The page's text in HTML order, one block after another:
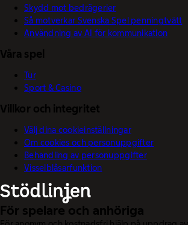
Skydd mot bedrägerier
Så motverkar Svenska Spel penningtvätt
Användning av AI för kommunikation
Våra spel
Tur
Sport & Casino
Villkor och integritet
Välj dina cookieinställningar
Om cookies och personuppgifter
Behandling av personuppgifter
Visselblåsarfunktion
För spelare och anhöriga